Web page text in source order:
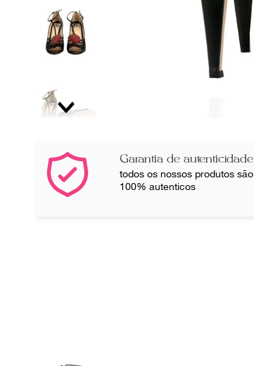
Garantia de autenticidade
todos os nossos produtos são
100% autenticos